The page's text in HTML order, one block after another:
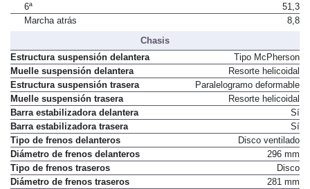
6ª
51,3
Marcha atrás
8,8
Chasis
Estructura suspensión delantera
Tipo McPherson
Muelle suspensión delantera
Resorte helicoidal
Estructura suspensión trasera
Paralelogramo deformable
Muelle suspensión trasera
Resorte helicoidal
Barra estabilizadora delantera
Sí
Barra estabilizadora trasera
Sí
Tipo de frenos delanteros
Disco ventilado
Diámetro de frenos delanteros
296 mm
Tipo de frenos traseros
Disco
Diámetro de frenos traseros
281 mm